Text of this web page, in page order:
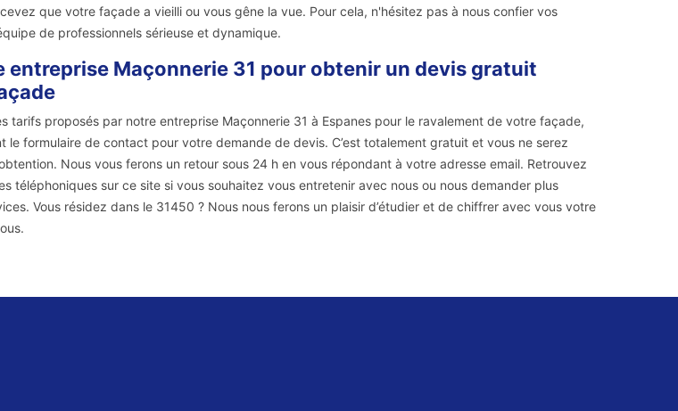
que votre façade a vieilli ou vous gêne la vue. Pour cela, n'hésitez pas à nous confier vos
de professionnels sérieuse et dynamique.
entreprise Maçonnerie 31 pour obtenir un devis gratuit
tarifs proposés par notre entreprise Maçonnerie 31 à Espanes pour le ravalement de votre façade,
le formulaire de contact pour votre demande de devis. C’est totalement gratuit et vous ne serez
Nous vous ferons un retour sous 24 h en vous répondant à votre adresse email. Retrouvez
téléphoniques sur ce site si vous souhaitez vous entretenir avec nous ou nous demander plus
Vous résidez dans le 31450 ? Nous nous ferons un plaisir d’étudier et de chiffrer avec vous votre